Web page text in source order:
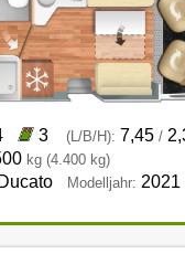
3 (L/B/H): 7,45/
kg (4.400 kg)
Modelljahr: 2021